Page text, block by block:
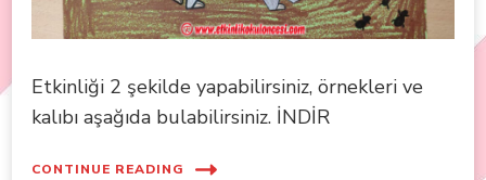
Etkinliği 2 şekilde yapabilirsiniz, örnekleri ve
kalıbı aşağıda bulabilirsiniz. İNDİR
CONTINUE READING